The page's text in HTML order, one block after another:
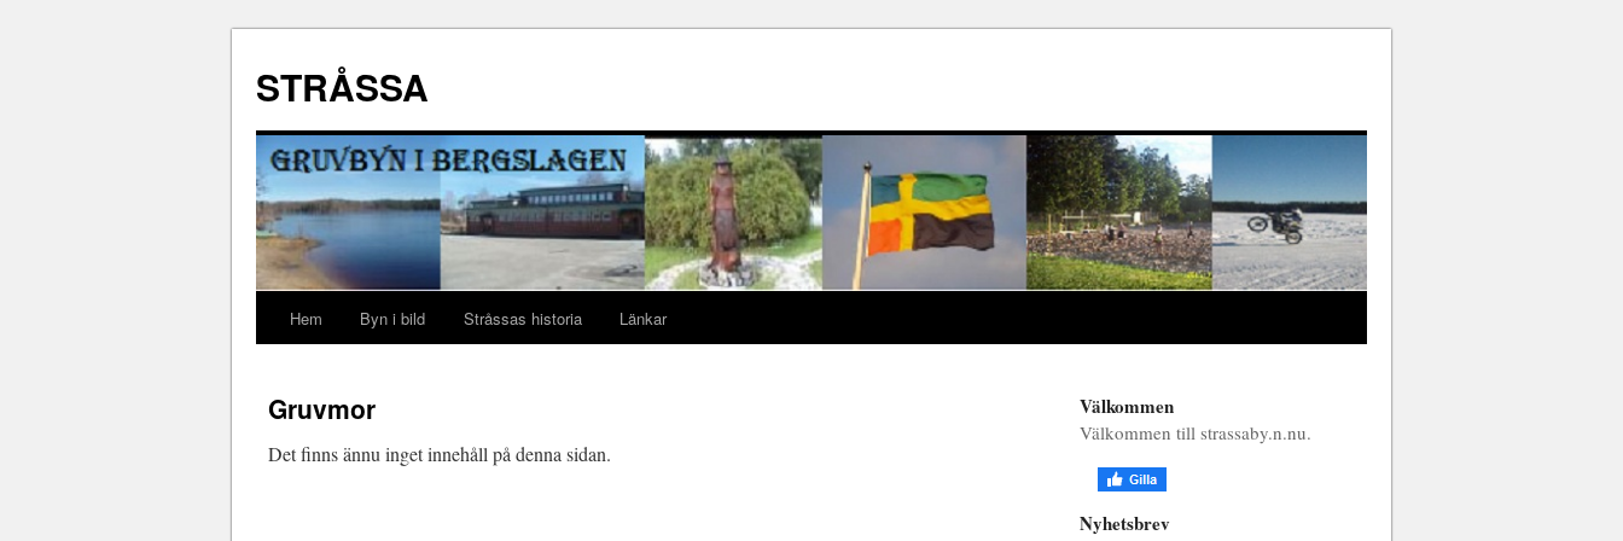
STRÅSSA
Hem Byn i bild Stråssas historia Länkar
Gruvmor
Det finns ännu inget innehåll på denna sidan.
Välkommen
Välkommen till strassaby.n.nu.
Nyhetsbrev